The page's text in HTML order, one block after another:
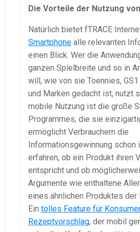
Die Vorteile der Nutzung
Natürlich bietet fTRACE
Smartphone alle relevanten
einen Blick. Wer die
ganzen Spielbreite und so in
will, wie von sie Toennies,
und Marken gedacht ist, nutzt
mobile Nutzung ist die große
Programmes, die sie
ermöglicht Verbrauchern die
Informationsgewinnung schon
erfahren, ob ein Produkt ihren
entspricht und ob
Argumente wie enthaltene
eines ähnlichen Produktes der
Ein tolles Feature für
Rezeptvorschlag, der mobil